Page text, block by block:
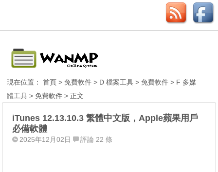
現在位置：首頁 >免費軟件 > D 檔案工具 >免費軟件 > F 多媒
體工具 >免費軟件 > 正文
iTunes 12.13.10.3 繁體中文版，Apple蘋果用戶
必備軟體
2025年12月02日 評論 22 條